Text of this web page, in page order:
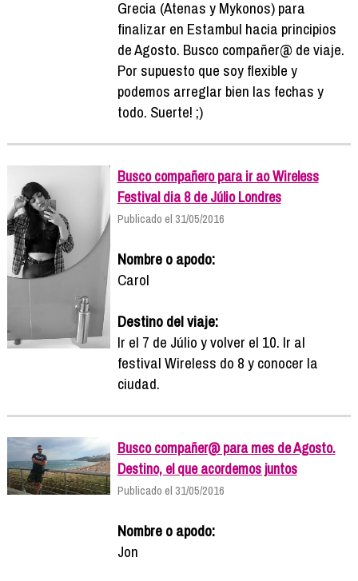
Grecia (Atenas y Mykonos) para
finalizar en Estambul hacia principios
de Agosto. Busco compañer@ de viaje.
Por supuesto que soy flexible y
podemos arreglar bien las fechas y
todo. Suerte! ;)
Busco compañero para ir ao Wireless
Festival dia 8 de Júlio Londres
Publicado el 31/05/2016
Nombre o apodo:
Carol
Destino del viaje:
Ir el 7 de Júlio y volver el 10. Ir al
festival Wireless do 8 y conocer la
ciudad.
Busco compañer@ para mes de Agosto.
Destino, el que acordemos juntos
Publicado el 31/05/2016
Nombre o apodo:
Jon